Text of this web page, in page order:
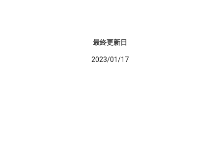
最終更新日
2023/01/17